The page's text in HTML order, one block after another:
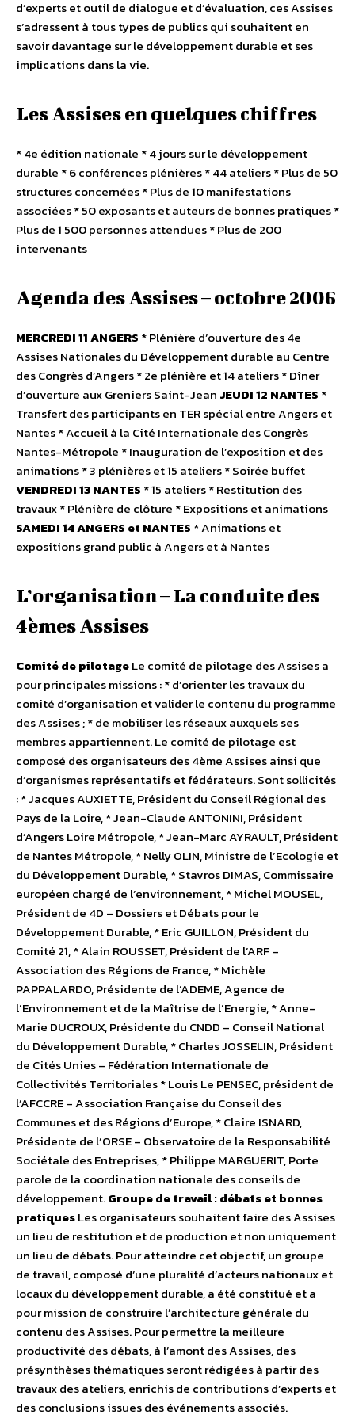
d’experts et outil de dialogue et d’évaluation, ces Assises
s’adressent à tous types de publics qui souhaitent en
savoir davantage sur le développement durable et ses
implications dans la vie.
Les Assises en quelques chiffres
* 4e édition nationale * 4 jours sur le développement
durable * 6 conférences plénières * 44 ateliers * Plus de 50
structures concernées * Plus de 10 manifestations
associées * 50 exposants et auteurs de bonnes pratiques *
Plus de 1 500 personnes attendues * Plus de 200
intervenants
Agenda des Assises – octobre 2006
MERCREDI 11ANGERS * Plénière d’ouverture des 4e
Assises Nationales du Développement durable au Centre
des Congrès d’Angers * 2e plénière et 14 ateliers * Dîner
d’ouverture aux Greniers Saint-Jean JEUDI 12 NANTES *
Transfert des participants en TER spécial entre Angers et
Nantes * Accueil à la Cité Internationale des Congrès
Nantes-Métropole * Inauguration de l’exposition et des
animations * 3 plénières et 15 ateliers * Soirée buffet
VENDREDI 13 NANTES * 15 ateliers * Restitution des
travaux * Plénière de clôture * Expositions et animations
SAMEDI 14 ANGERS et NANTES * Animations et
expositions grand public à Angers et à Nantes
L’organisation – La conduite des
4èmes Assises
Comité de pilotageLe comité de pilotage des Assises a
pour principales missions : * d’orienter les travaux du
comité d’organisation et valider le contenu du programme
des Assises ; * de mobiliser les réseaux auxquels ses
membres appartiennent. Le comité de pilotage est
composé des organisateurs des 4ème Assises ainsi que
d’organismes représentatifs et fédérateurs. Sont sollicités
: * Jacques AUXIETTE, Président du Conseil Régional des
Pays de la Loire, * Jean-Claude ANTONINI, Président
d’Angers Loire Métropole, * Jean-Marc AYRAULT, Président
de Nantes Métropole, * Nelly OLIN, Ministre de l’Ecologie et
du Développement Durable, * Stavros DIMAS, Commissaire
européen chargé de l’environnement, * Michel MOUSEL,
Président de 4D – Dossiers et Débats pour le
Développement Durable, * Eric GUILLON, Président du
Comité 21, * Alain ROUSSET, Président de l’ARF –
Association des Régions de France, * Michèle
PAPPALARDO, Présidente de l’ADEME, Agence de
l’Environnement et de la Maîtrise de l’Energie, * Anne-
Marie DUCROUX, Présidente du CNDD – Conseil National
du Développement Durable, * Charles JOSSELIN, Président
de Cités Unies – Fédération Internationale de
Collectivités Territoriales * Louis Le PENSEC, président de
l’AFCCRE – Association Française du Conseil des
Communes et des Régions d’Europe, * Claire ISNARD,
Présidente de l’ORSE – Observatoire de la Responsabilité
Sociétale des Entreprises, * Philippe MARGUERIT, Porte
parole de la coordination nationale des conseils de
développement.Groupe de travail : débats et bonnes
pratiquesLes organisateurs souhaitent faire des Assises
un lieu de restitution et de production et non uniquement
un lieu de débats. Pour atteindre cet objectif, un groupe
de travail, composé d’une pluralité d’acteurs nationaux et
locaux du développement durable, a été constitué et a
pour mission de construire l’architecture générale du
contenu des Assises. Pour permettre la meilleure
productivité des débats, à l’amont des Assises, des
présynthèses thématiques seront rédigées à partir des
travaux des ateliers, enrichis de contributions d’experts et
des conclusions issues des événements associés.